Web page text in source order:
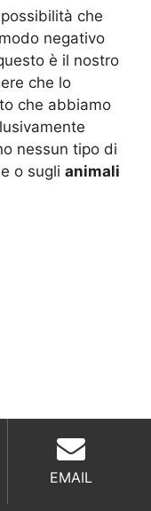
che
negativo
è il nostro
che lo
che abbiamo
nessun tipo di
o sugli animali
EMAIL